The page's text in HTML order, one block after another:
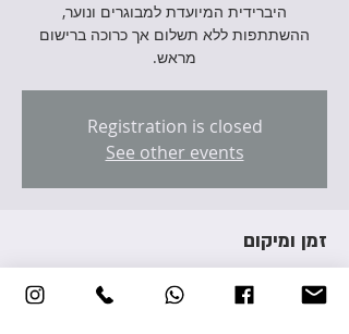
היברידית המיועדת למבוגרים ונוער,
ההשתתפות ללא תשלום אך כרוכה ברישום
מראש.
Registration is closed
See other events
זמן ומיקום
09 בנוב׳ 2023, 18:00 – 19:30
Yehud-Monosson, Avraham Giron St 3,